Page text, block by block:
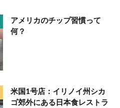
アメリカのチップ習慣って
何？
米国1号店：イリノイ州シカ
ゴ郊外にある日本食レストラ